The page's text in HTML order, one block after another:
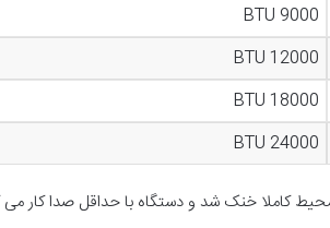
9000 BTU
12000 BTU
18000 BTU
24000 BTU